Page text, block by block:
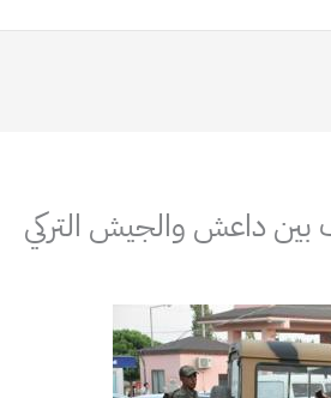
داعش والجيش التركي